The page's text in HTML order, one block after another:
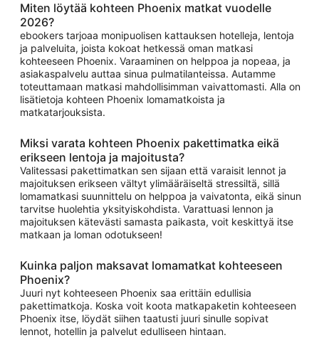
Miten löytää kohteen Phoenix matkat vuodelle
2026?
ebookers tarjoaa monipuolisen kattauksen hotelleja, lentoja
ja palveluita, joista kokoat hetkessä oman matkasi
kohteeseen Phoenix. Varaaminen on helppoa ja nopeaa, ja
asiakaspalvelu auttaa sinua pulmatilanteissa. Autamme
toteuttamaan matkasi mahdollisimman vaivattomasti. Alla on
lisätietoja kohteen Phoenix lomamatkoista ja
matkatarjouksista.
Miksi varata kohteen Phoenix pakettimatka eikä
erikseen lentoja ja majoitusta?
Valitessasi pakettimatkan sen sijaan että varaisit lennot ja
majoituksen erikseen vältyt ylimääräiseltä stressiltä, sillä
lomamatkasi suunnittelu on helppoa ja vaivatonta, eikä sinun
tarvitse huolehtia yksityiskohdista. Varattuasi lennon ja
majoituksen kätevästi samasta paikasta, voit keskittyä itse
matkaan ja loman odotukseen!
Kuinka paljon maksavat lomamatkat kohteeseen
Phoenix?
Juuri nyt kohteeseen Phoenix saa erittäin edullisia
pakettimatkoja. Koska voit koota matkapaketin kohteeseen
Phoenix itse, löydät siihen taatusti juuri sinulle sopivat
lennot, hotellin ja palvelut edulliseen hintaan.